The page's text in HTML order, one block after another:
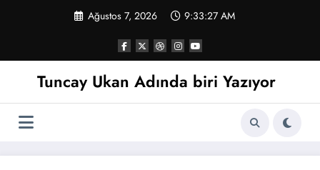
Ağustos 7, 2026 9:33:28 AM
Tuncay Ukan Adında biri Yazıyor